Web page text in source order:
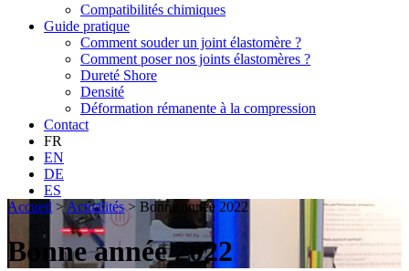
Compatibilités chimiques
Guide pratique
Comment souder un joint élastomère ?
Comment poser nos joints élastomères ?
Dureté Shore
Densité
Déformation rémanente à la compression
Contact
FR
EN
DE
ES
Accueil > Actualités> Bonne année 2022
Bonne année 2022